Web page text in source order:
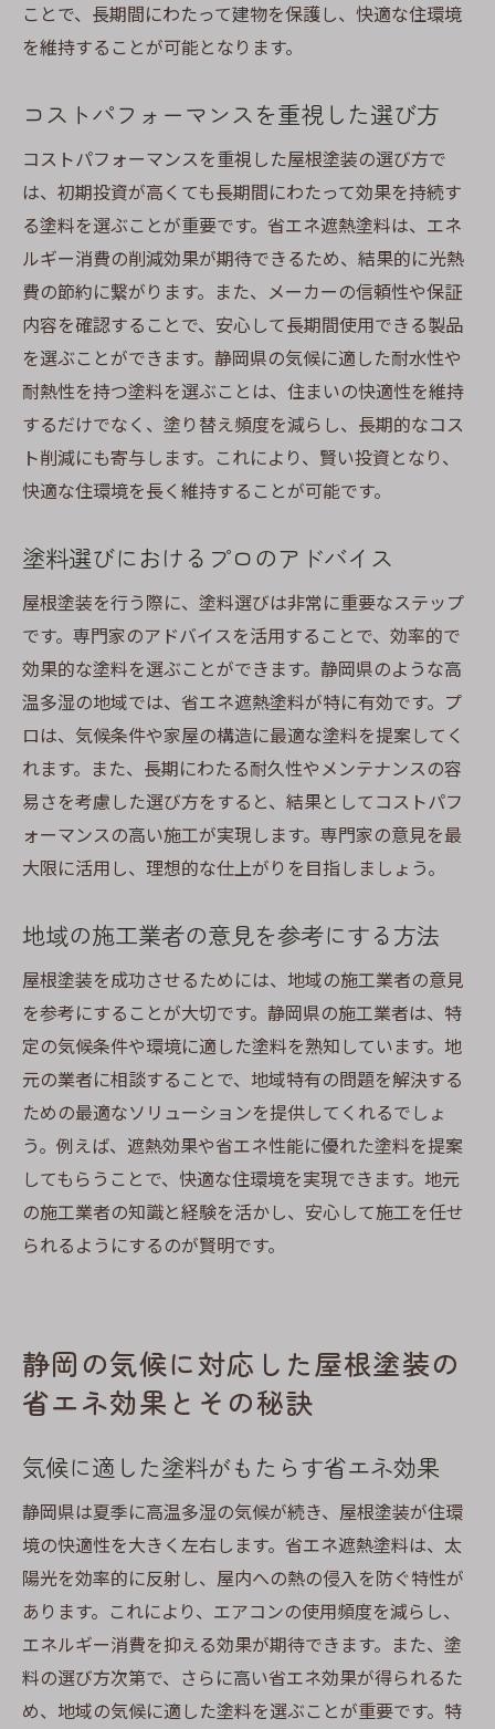
ことで、長期間にわたって建物を保護し、快適な住環境
を維持することが可能となります。
コストパフォーマンスを重視した選び方
コストパフォーマンスを重視した屋根塗装の選び方で
は、初期投資が高くても長期間にわたって効果を持続す
る塗料を選ぶことが重要です。省エネ遮熱塗料は、エネ
ルギー消費の削減効果が期待できるため、結果的に光熱
費の節約に繋がります。また、メーカーの信頼性や保証
内容を確認することで、安心して長期間使用できる製品
を選ぶことができます。静岡県の気候に適した耐水性や
耐熱性を持つ塗料を選ぶことは、住まいの快適性を維持
するだけでなく、塗り替え頻度を減らし、長期的なコス
ト削減にも寄与します。これにより、賢い投資となり、
快適な住環境を長く維持することが可能です。
塗料選びにおけるプロのアドバイス
屋根塗装を行う際に、塗料選びは非常に重要なステップ
です。専門家のアドバイスを活用することで、効率的で
効果的な塗料を選ぶことができます。静岡県のような高
温多湿の地域では、省エネ遮熱塗料が特に有効です。プ
ロは、気候条件や家屋の構造に最適な塗料を提案してく
れます。また、長期にわたる耐久性やメンテナンスの容
易さを考慮した選び方をすると、結果としてコストパフ
ォーマンスの高い施工が実現します。専門家の意見を最
大限に活用し、理想的な仕上がりを目指しましょう。
地域の施工業者の意見を参考にする方法
屋根塗装を成功させるためには、地域の施工業者の意見
を参考にすることが大切です。静岡県の施工業者は、特
定の気候条件や環境に適した塗料を熟知しています。地
元の業者に相談することで、地域特有の問題を解決する
ための最適なソリューションを提供してくれるでしょ
う。例えば、遮熱効果や省エネ性能に優れた塗料を提案
してもらうことで、快適な住環境を実現できます。地元
の施工業者の知識と経験を活かし、安心して施工を任せ
られるようにするのが賢明です。
静岡の気候に対応した屋根塗装の
省エネ効果とその秘訣
気候に適した塗料がもたらす省エネ効果
静岡県は夏季に高温多湿の気候が続き、屋根塗装が住環
境の快適性を大きく左右します。省エネ遮熱塗料は、太
陽光を効率的に反射し、屋内への熱の侵入を防ぐ特性が
あります。これにより、エアコンの使用頻度を減らし、
エネルギー消費を抑える効果が期待できます。また、塗
料の選び方次第で、さらに高い省エネ効果が得られるた
め、地域の気候に適した塗料を選ぶことが重要です。特